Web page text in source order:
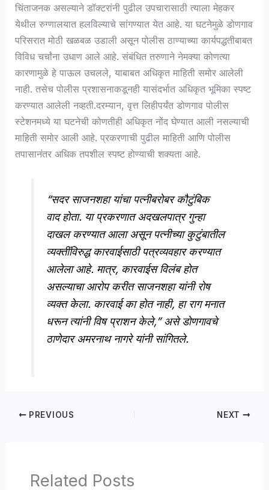
चिंताजनक असल्याने डॉक्टरांनी पुढील उपचारासाठी त्याला मेहकर
येथील रुग्णालयात हलविल्याचे सांगण्यात येत आहे. या घटनेमुळे डोणगाव
परिसरात मोठी खळबळ उडाली असून पोलीस ठाण्याच्या कार्यपद्धतीबाबत
विविध चर्चांना उधाण आले आहे. संबंधित तरुणाने नेमक्या कोणत्या
कारणामुळे हे पाऊल उचलले, याबाबत अधिकृत माहिती समोर आलेली
नाही. तसेच पोलीस प्रशासनाकडूनही यासंदर्भात अधिकृत भूमिका स्पष्ट
करण्यात आलेली नव्हती.दरम्यान, वृत्त लिहीपर्यंत डोणगाव पोलीस
स्टेशनमध्ये या घटनेची कोणतीही अधिकृत नोंद घेण्यात आली नसल्याची
माहिती समोर आली आहे. प्रकरणाची पुढील माहिती आणि पोलीस
तपासानंतर अधिक तपशील स्पष्ट होण्याची शक्यता आहे.
“सदर साजनशहा यांचा पत्नीबरोबर कौटुंबिक
वाद होता. या प्रकरणात अदखलपात्र गुन्हा
दाखल करण्यात आला असून पत्नीच्या कुटुंबातील
व्यक्तींविरुद्ध कारवाईसाठी पत्रव्यवहार करण्यात
आलेला आहे. मात्र, कारवाईस विलंब होत
असल्याचा आरोप करीत साजनशहा यांनी रोष
व्यक्त केला. कारवाई का होत नाही, हा राग मनात
धरून त्यांनी विष प्राशन केले,” असे डोणगावचे
ठाणेदार अमरनाथ नागरे यांनी सांगितले.
PREVIOUS NEXT
Related Posts